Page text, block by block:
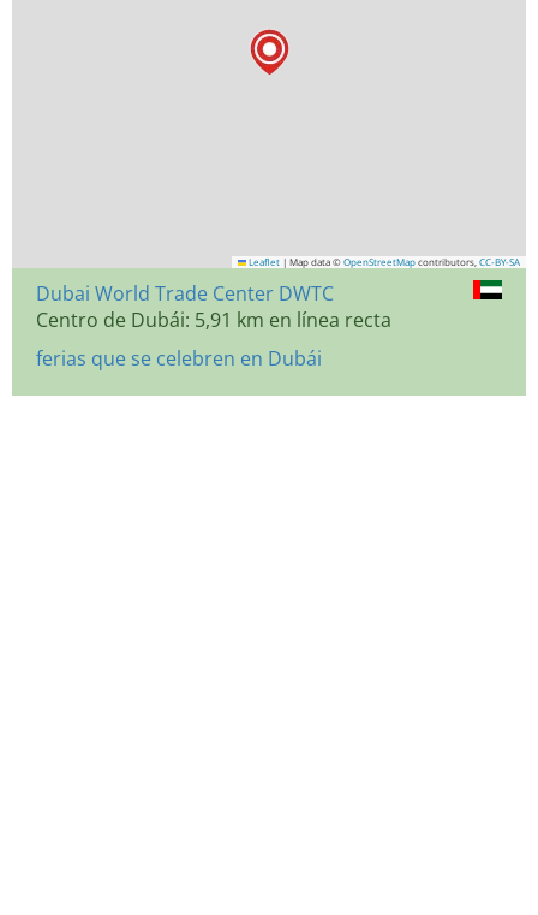
Leaflet | Map data © OpenStreetMap contributors, CC-BY-SA
Dubai World Trade Center DWTC
Centro de Dubái: 5,91 km en línea recta
ferias que se celebren en Dubái